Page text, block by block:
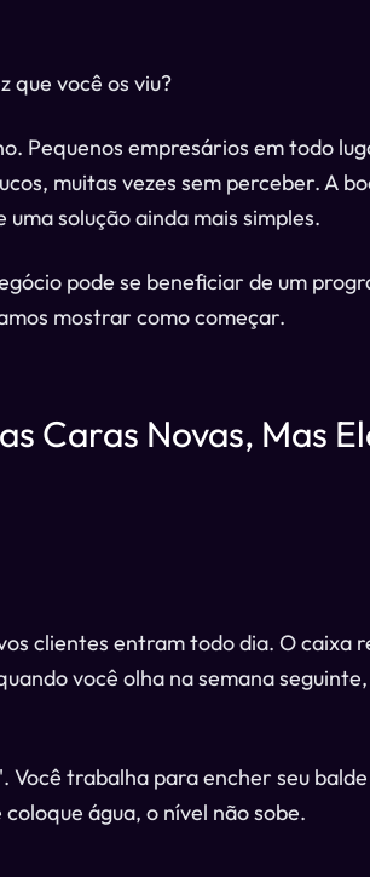
que você os viu?
Pequenos empresários em todo
muitas vezes sem perceber. A
solução ainda mais simples.
pode se beneficiar de um
mostrar como começar.
Caras Novas, Mas
clientes entram todo dia. O caixa
você olha na semana
Você trabalha para encher seu
água, o nível não sobe.